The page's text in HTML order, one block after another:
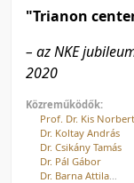
"Trianon
– az NKE
2020
Közreműködők:
Prof. Dr. Kis Norbert
Dr. Koltay András
Dr. Csikány Tamás
Dr. Pál Gábor
Dr. Barna Attila